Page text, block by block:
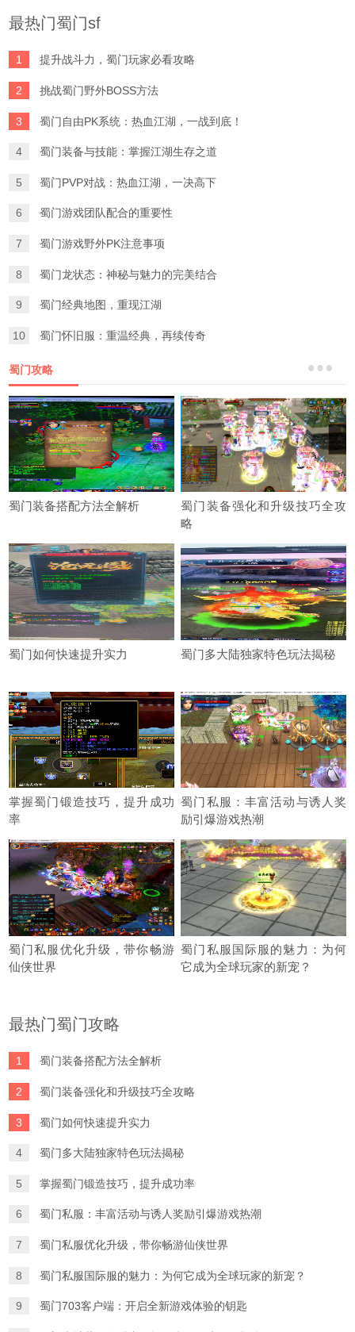
最热门蜀门sf
1 提升战斗力，蜀门玩家必看攻略
2 挑战蜀门野外BOSS方法
3 蜀门自由PK系统：热血江湖，一战到底！
4 蜀门装备与技能：掌握江湖生存之道
5 蜀门PVP对战：热血江湖，一决高下
6 蜀门游戏团队配合的重要性
7 蜀门游戏野外PK注意事项
8 蜀门龙状态：神秘与魅力的完美结合
9 蜀门经典地图，重现江湖
10 蜀门怀旧服：重温经典，再续传奇
蜀门攻略
蜀门装备搭配方法全解析
蜀门装备强化和升级技巧全攻
略
蜀门如何快速提升实力 蜀门多大陆独家特色玩法揭秘
掌握蜀门锻造技巧，提升成功
率
蜀门私服：丰富活动与诱人奖
励引爆游戏热潮
蜀门私服优化升级，带你畅游
仙侠世界
蜀门私服国际服的魅力：为何
它成为全球玩家的新宠？
最热门蜀门攻略
1 蜀门装备搭配方法全解析
2 蜀门装备强化和升级技巧全攻略
3 蜀门如何快速提升实力
4 蜀门多大陆独家特色玩法揭秘
5 掌握蜀门锻造技巧，提升成功率
6 蜀门私服：丰富活动与诱人奖励引爆游戏热潮
7 蜀门私服优化升级，带你畅游仙侠世界
8 蜀门私服国际服的魅力：为何它成为全球玩家的新宠？
9 蜀门703客户端：开启全新游戏体验的钥匙